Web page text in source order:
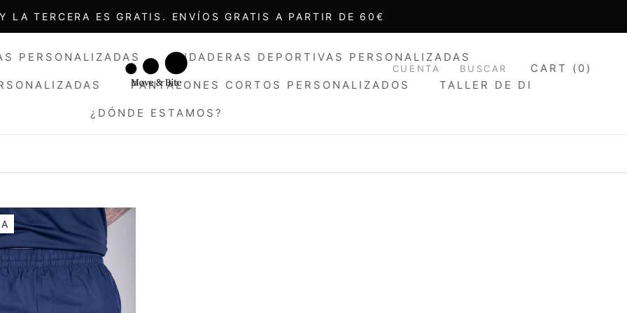
LA TERCERA ES GRATIS. ENVÍOS GRATIS A PARTIR DE 60€
PERSONALIZADAS SUDADERAS DEPORTIVAS PERSONALIZADAS
PANTALONES CORTOS PERSONALIZADOS TALLER DE DI
¿DÓNDE ESTAMOS?
CUENTA BUSCAR CART ( 0 )